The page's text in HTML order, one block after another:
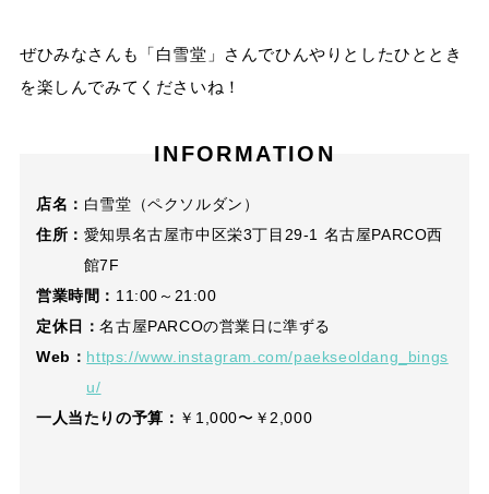
ぜひみなさんも「白雪堂」さんでひんやりとしたひととき
を楽しんでみてくださいね！
INFORMATION
店名： 白雪堂（ペクソルダン）
住所： 愛知県名古屋市中区栄3丁目29-1 名古屋PARCO西
館7F
営業時間： 11:00～21:00
定休日：名古屋PARCOの営業日に準ずる
Web： https://www.instagram.com/paekseoldang_bings
u/
一人当たりの予算： ￥1,000〜￥2,000